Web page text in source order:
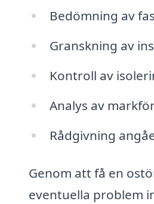
Bedömning av
Granskning av
Kontroll av
Analys av
Rådgivning
Genom att få en
eventuella problem